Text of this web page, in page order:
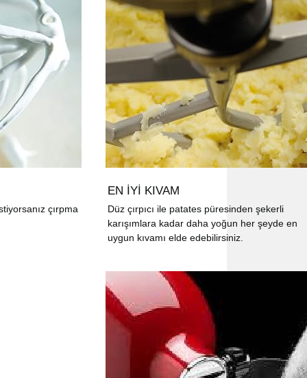
çırpma
EN İYİ KIVAM
Düz çırpıcı ile patates püresinden şekerli
karışımlara kadar daha yoğun her şeyde en
uygun kıvamı elde edebilirsiniz.